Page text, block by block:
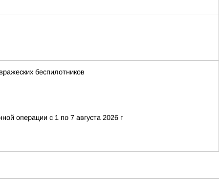
беспилотников
операции с 1 по 7 августа 2026 г